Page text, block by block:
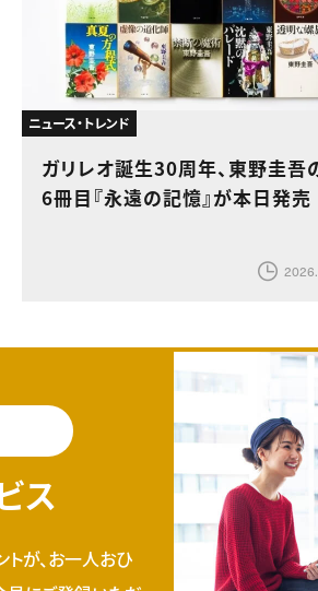
ニュース・トレンド
ガリレオ誕生30周年、東野圭吾
6冊目『永遠の記憶』が本日発売
ス
が、お一人おひ